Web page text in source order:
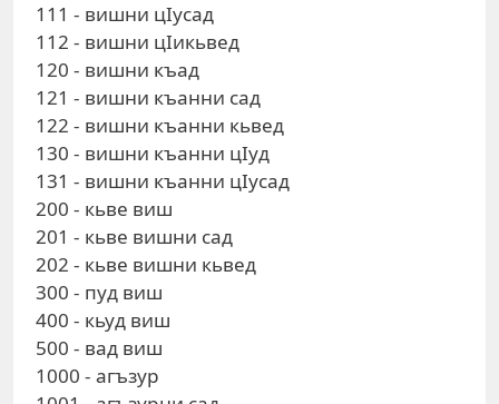
111 - вишни цIусад
112 - вишни цIикьвед
120 - вишни къад
121 - вишни къанни сад
122 - вишни къанни кьвед
130 - вишни къанни цIуд
131 - вишни къанни цIусад
200 - кьве виш
201 - кьве вишни сад
202 - кьве вишни кьвед
300 - пуд виш
400 - кьуд виш
500 - вад виш
1000 - агъзур